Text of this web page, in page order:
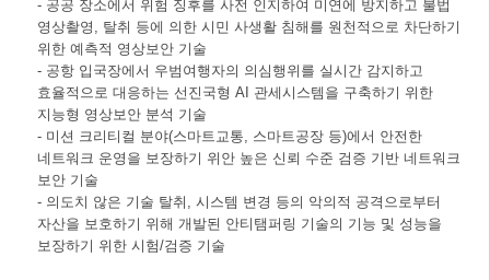
- 공공 장소에서 위험 징후를 사전 인지하여 미연에 방지하고 불법
영상촬영, 탈취 등에 의한 시민 사생활 침해를 원천적으로 차단하기
위한 예측적 영상보안 기술
- 공항 입국장에서 우범여행자의 의심행위를 실시간 감지하고
효율적으로 대응하는 선진국형 AI 관세시스템을 구축하기 위한
지능형 영상보안 분석 기술
- 미션 크리티컬 분야(스마트교통, 스마트공장 등)에서 안전한
네트워크 운영을 보장하기 위안 높은 신뢰 수준 검증 기반 네트워크
보안 기술
- 의도치 않은 기술 탈취, 시스템 변경 등의 악의적 공격으로부터
자산을 보호하기 위해 개발된 안티탬퍼링 기술의 기능 및 성능을
보장하기 위한 시험/검증 기술